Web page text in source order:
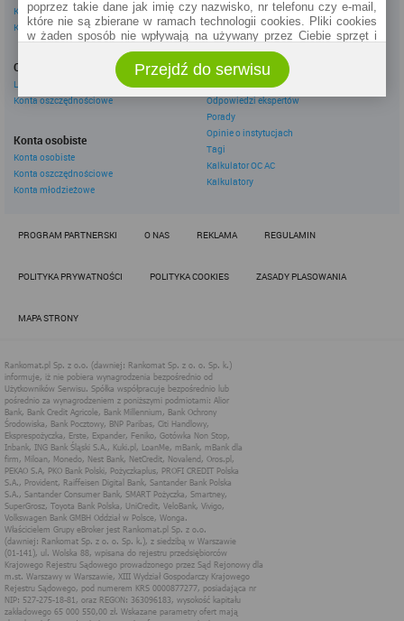
Kredyty konsolidacyjne
Kredyty na samochód
Oszczędzanie
Lokaty
Konta oszczędnościowe
Konta osobiste
Konta osobiste
Konta oszczędnościowe
Konta młodzieżowe
Leasingi
Inne
eBroker Ekstra
Odpowiedzi ekspertów
Porady
Opinie o instytucjach
Tagi
Kalkulator OC AC
Kalkulatory
PROGRAM PARTNERSKI O NAS REKLAMA REGULAMIN
POLITYKA PRYWATNOŚCI POLITYKA COOKIES ZASADY PLASOWANIA
MAPA STRONY
poprzez takie dane jak imię czy nazwisko, nr telefonu czy e-mail,
które nie są zbierane w ramach technologii cookies. Pliki cookies
w żaden sposób nie wpływają na używany przez Ciebie sprzęt i
Zakres wykorzystywania plików cookies możliwy jest do
określenia w ustawieniach przeglądarki każdego użytkownika. Bez
wprowadzenia zmian ustawień, informacje w plikach cookies mogą
być zapisywane w pamięci Twojego urządzenia.
Administratorem danych pozyskiwanych w technologii cookies jest
spółka Rankomat.pl Sp. z o.o. (dawniej: Rankomat Sp. z o. o. Sp.
k.) z siedzibą w Warszawie, ul. Wolska 88, 01 - 141 Warszawa.
Możesz jako użytkownik w każdym czasie skontaktować się z
administratorem pod adresem bok@ebroker.pl, jak również wyrazić
obowiązującym prawem (zgodnie z tzw. RODO) w ramach tzw.
dostosowanie usług, świadczonych w ramach serwisu do potrzeb
Polityka Cookies serwisów
internetowych spółki Rankomat.pl Sp. z
o.o. (dawniej: Rankomat Sp. z o. o. Sp.
k.)
Rankomat.pl Sp. z o.o. (dawniej: Rankomat Sp. z o. o. Sp. k.), z
siedzibą w Warszawie (01-141), ul. Wolska 88, wpisana do rejestru
przedsiębiorców Krajowego Rejestru Sądowego prowadzonego
przez Sąd Rejonowy dla m.st. Warszawy w Warszawie, XIII
Wydział Gospodarczy Krajowego Rejestru Sądowego, pod
numerem KRS 0000877277, posiadająca nr NIP: 527-275-18-81,
oraz REGON: 363096183, zwana dalej "Rankomat" wykorzystuje
na swoich stronach internetowych technologię "cookies".
Zasady wykorzystania informacji dostarczonych przez
użytkownika w ramach technologii cookies w trakcie korzystania
ze stron internetowych i Rankomat określa niniejszy dokument.
Przejdź do serwisu